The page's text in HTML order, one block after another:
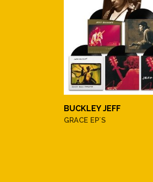
BUCKLEY JEFF
GRACE EP´S